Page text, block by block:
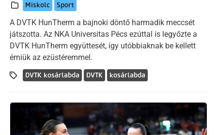
Miskolc Sport
A DVTK HunTherm a bajnoki döntő harmadik meccsét
játszotta. Az NKA Universitas Pécs ezúttal is legyőzte a
DVTK HunTherm együttesét, így utóbbiaknak be kellett
érniük az ezüstéremmel.
DVTK kosárlabda DVTK kosárlabda